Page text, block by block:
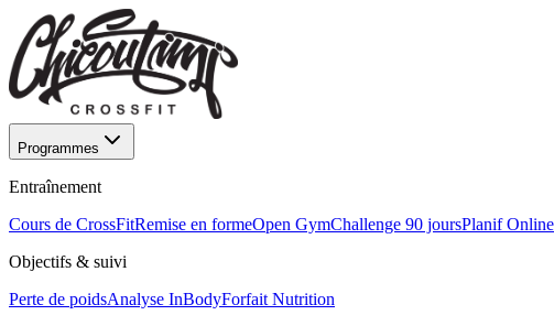
Programmes
Entraînement
Cours de CrossFitRemise en formeOpen GymChallenge 90 joursPlanif
Objectifs & suivi
Perte de poidsAnalyse InBodyForfait Nutrition